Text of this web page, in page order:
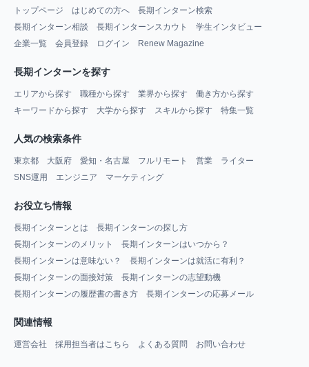
トップページ はじめての方へ
長期インターン検索
長期インターン相談
長期インターンスカウト
学生インタビュー
企業一覧
会員登録 ログイン Renew Magazine
長期インターンを探す
エリアから探す 職種から探す 業界から探す
働き方から探す
キーワードから探す
大学から探す スキルから探す 特集一覧
人気の検索条件
東京都 大阪府 愛知・名古屋 フルリモート 営業
ライター
SNS運用
エンジニア マーケティング
お役立ち情報
長期インターンとは
長期インターンの探し方
長期インターンのメリット
長期インターンはいつから？
長期インターンは意味ない？
長期インターンは就活に有利？
長期インターンの面接対策
長期インターンの志望動機
長期インターンの履歴書の書き方
長期インターンの応募メール
関連情報
運営会社 採用担当者はこちら よくある質問 お問い合わせ